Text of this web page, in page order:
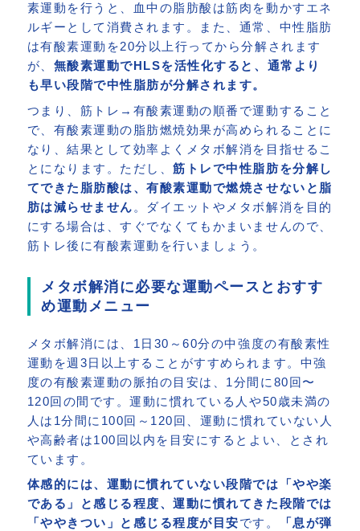
素運動を行うと、血中の脂肪酸は筋肉を動かすエネ
ルギーとして消費されます。また、通常、中性脂肪
は有酸素運動を20分以上行ってから分解されます
が、 無酸素運動でHLSを活性化すると、通常より
も早い段階で中性脂肪が分解されます。
つまり、筋トレ→有酸素運動の順番で運動すること
で、有酸素運動の脂肪燃焼効果が高められることに
なり、結果として効率よくメタボ解消を目指せるこ
とになります。ただし、筋トレで中性脂肪を分解し
てできた脂肪酸は、有酸素運動で燃焼させないと脂
肪は減らせません 。ダイエットやメタボ解消を目的
にする場合は、すぐでなくてもかまいませんので、
筋トレ後に有酸素運動を行いましょう。
メタボ解消に必要な運動ペースとおすす
め運動メニュー
メタボ解消には、1日30～60分の中強度の有酸素性
運動を週3日以上することがすすめられます。中強
度の有酸素運動の脈拍の目安は、1分間に80回〜
120回の間です。運動に慣れている人や50歳未満の
人は1分間に100回～120回、運動に慣れていない人
や高齢者は100回以内を目安にするとよい、とされ
ています。
体感的には、運動に慣れていない段階では「やや楽
である」と感じる程度、運動に慣れてきた段階では
「ややきつい」と感じる程度が目安です。
「息が弾